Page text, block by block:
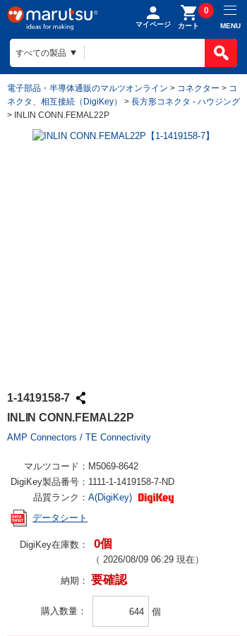
マイページ カート
0
MENU
電子部品・半導体通販のマルツオンライン > コネクター > コ
ネクタ、相互接続（DigiKey）
> 長方形コネクタ - ハウジング
> INLIN CONN.FEMAL22P
1-1419158-7
INLIN CONN.FEMAL22P
AMP Connectors / TE Connectivity
マルツコード： M5069-8642
DigiKey製品番号： 1111-1-1419158-7-ND
品質ランク： A(DigiKey)
データシート
DigiKey在庫数： 0個
（ 2026/08/09 06:29 現在）
納期： 要確認
購入数量 個